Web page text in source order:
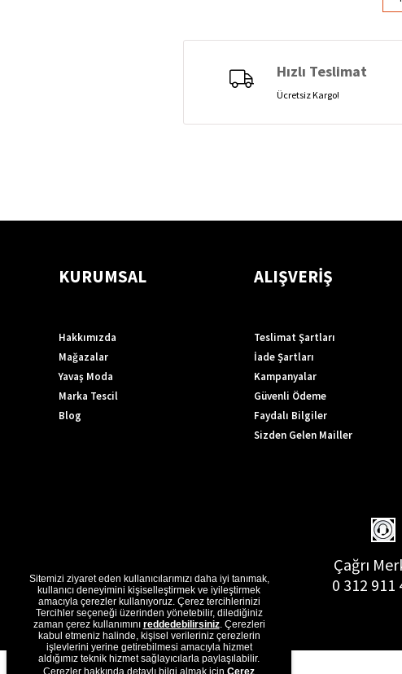
Hızlı Teslimat
Ücretsiz Kargo!
KURUMSAL
Hakkımızda
Mağazalar
Yavaş Moda
Marka Tescil
Blog
ALIŞVERİŞ
Teslimat Şartları
İade Şartları
Kampanyalar
Güvenli Ödeme
Faydalı Bilgiler
Sizden Gelen Mailler
Çağrı
0 312 911
Sitemizi ziyaret eden kullanıcılarımızı daha iyi tanımak,
kullanıcı deneyimini kişiselleştirmek ve iyileştirmek
amacıyla çerezler kullanıyoruz. Çerez tercihlerinizi
Tercihler seçeneği üzerinden yönetebilir, dilediğiniz
zaman çerez kullanımını reddedebilirsiniz. Çerezleri
kabul etmeniz halinde, kişisel verileriniz çerezlerin
işlevlerini yerine getirebilmesi amacıyla hizmet
aldığımız teknik hizmet sağlayıcılarla paylaşılabilir.
Çerezler hakkında detaylı bilgi almak için Çerez